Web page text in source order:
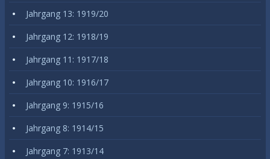
Jahrgang 13: 1919/20
Jahrgang 12: 1918/19
Jahrgang 11: 1917/18
Jahrgang 10: 1916/17
Jahrgang 9: 1915/16
Jahrgang 8: 1914/15
Jahrgang 7: 1913/14